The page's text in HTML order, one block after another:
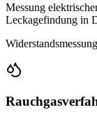
Messung
Leckagefindung in